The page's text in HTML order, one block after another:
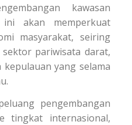
kawasan
akan memperkuat
masyarakat, seiring
pariwisata darat,
yang selama
pengembangan
tingkat internasional,